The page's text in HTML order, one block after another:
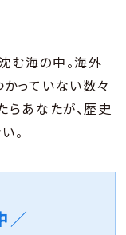
む海の中。海外
っていない数々
らあなたが、歴史
。
／